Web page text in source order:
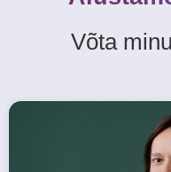
Võta